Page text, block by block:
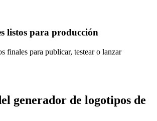
listos para producción
finales para publicar, testear o lanzar
generador de logotipos de